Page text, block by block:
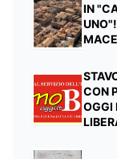
IN
CON
OGGI